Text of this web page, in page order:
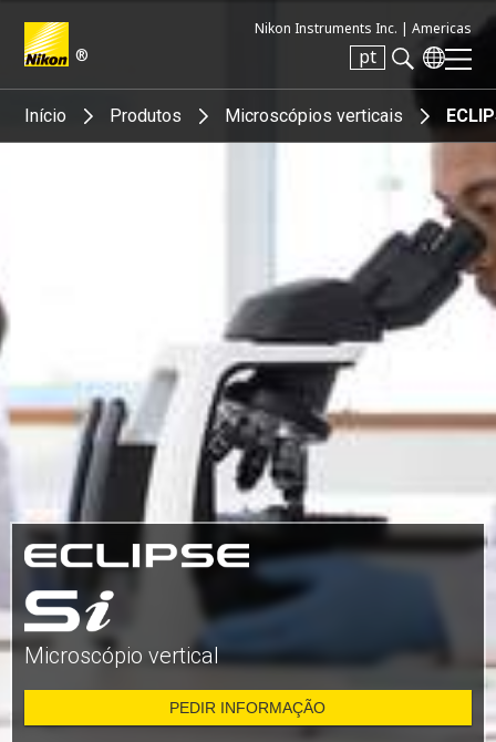
®
Nikon Instruments Inc. | Americas
pt
Search keyword(s)
Início Produtos Microscópios verticais
Microscópio vertical
PEDIR INFORMAÇÃO